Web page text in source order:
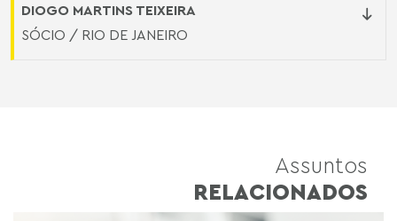
DIOGO MARTINS TEIXEIRA
SÓCIO / RIO DE JANEIRO
Assuntos
RELACIONADOS